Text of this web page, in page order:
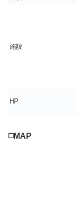
施設
HP
◻️MAP